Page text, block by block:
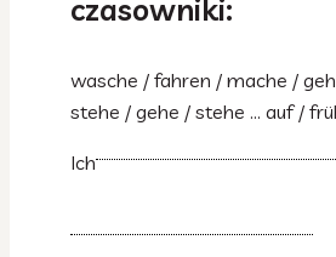
czasowniki:
wasche / fahren / mache /
stehe / gehe / stehe … auf /
Ich